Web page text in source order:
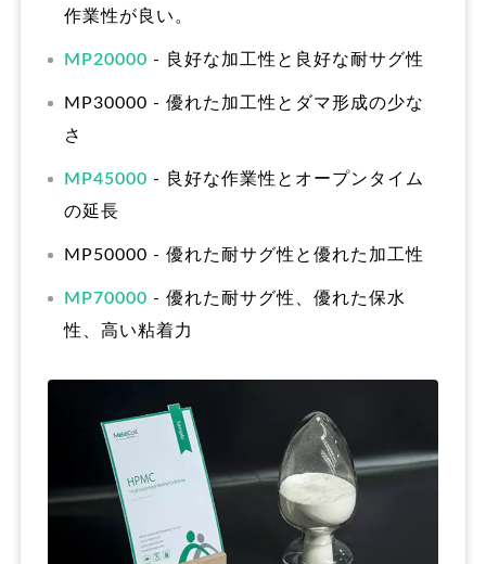
作業性が良い。
MP20000 - 良好な加工性と良好な耐サグ性
MP30000 - 優れた加工性とダマ形成の少な
さ
MP45000 - 良好な作業性とオープンタイム
の延長
MP50000 - 優れた耐サグ性と優れた加工性
MP70000 - 優れた耐サグ性、優れた保水
性、高い粘着力